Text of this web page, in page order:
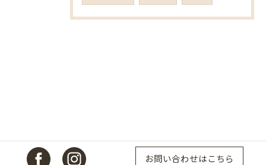
お問い合わせはこちら